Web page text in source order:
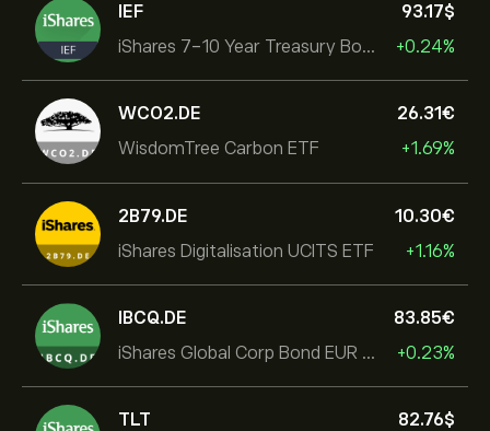
IEF
iShares 7-10 Year Treasury Bond ETF
93.17‎$‎
+0.24%
WCO2.DE
WisdomTree Carbon ETF
26.31‎€‎
+1.69%
2B79.DE
iShares Digitalisation UCITS ETF
10.30‎€‎
+1.16%
IBCQ.DE
iShares Global Corp Bond EUR Hedged UCITS ETF Dist
83.85‎€‎
+0.23%
TLT
82.76‎$‎